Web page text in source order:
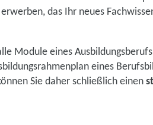
erwerben, das Ihr neues
Module eines Ausbildungsberufs
eines
Sie daher schließlich einen